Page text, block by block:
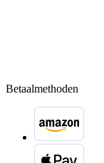
Betaalmethoden